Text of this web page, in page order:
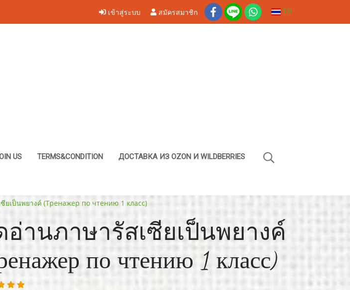
เข้าสู่ระบบ สมัครสมาชิก TH
US TERMS&CONDITION ДОСТАВКА ИЗ OZON И WILDBERRIES
ยเป็นพยางค์ (Тренажер по чтению 1 класс)
อ่านภาษารัสเซียเป็นพยางค์
по чтению 1 класс)